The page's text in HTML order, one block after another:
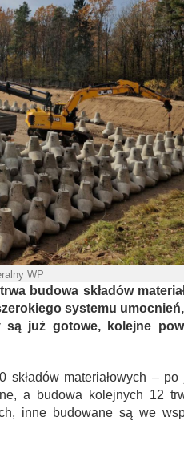
WP
budowa składów
systemu
są już gotowe, kolejne
składów materiałowych –
a budowa kolejnych 12
inne budowane są we